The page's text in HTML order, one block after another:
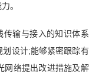
。
传输与接入的知识体系
设计;能够紧密跟踪有
网络提出改进措施及解